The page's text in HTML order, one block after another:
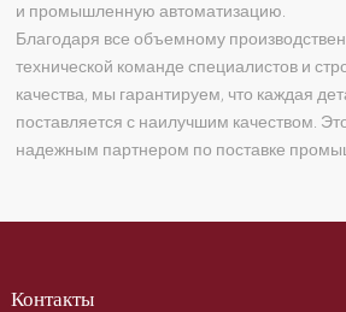
и промышленную автоматизацию.
Благодаря все объемному
технической команде специалистов и
качества, мы гарантируем, что каждая
поставляется с наилучшим качеством.
надежным партнером по поставке
Контакты